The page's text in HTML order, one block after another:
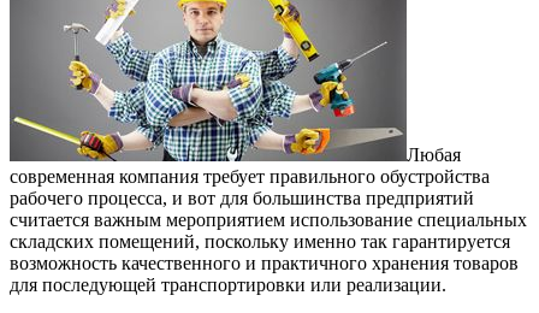
Любая
современная компания требует правильного обустройства
рабочего процесса, и вот для большинства предприятий
считается важным мероприятием использование специальных
складских помещений, поскольку именно так гарантируется
возможность качественного и практичного хранения товаров
для последующей транспортировки или реализации.